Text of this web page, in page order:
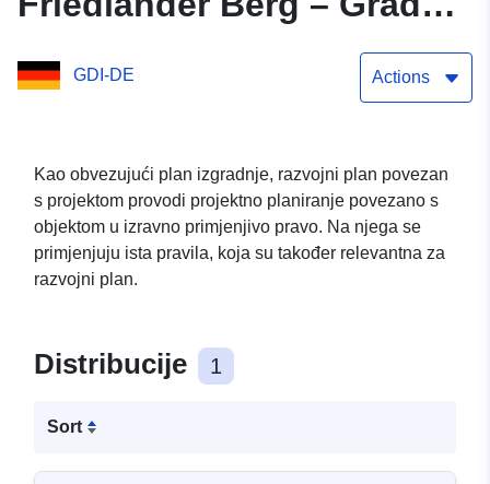
GDI-DE Actions
Kao obvezujući plan izgradnje, razvojni plan povezan
s projektom provodi projektno planiranje povezano s
objektom u izravno primjenjivo pravo. Na njega se
primjenjuju ista pravila, koja su također relevantna za
razvojni plan.
Distribucije 1
Sort